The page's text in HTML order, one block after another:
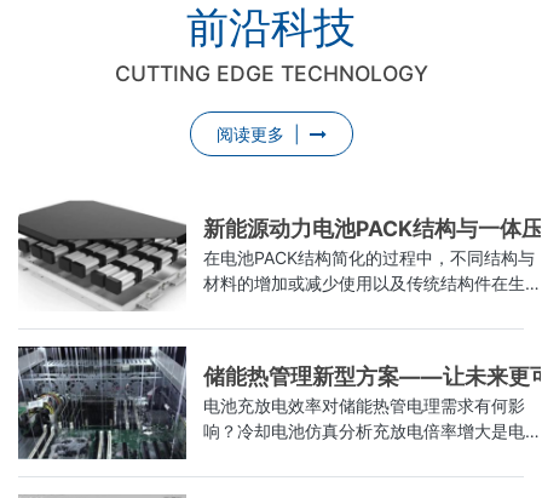
前沿科技
CUTTING EDGE TECHNOLOGY
阅读更多 |
新能源动力电池PACK结构与一体
在电池PACK结构简化的过程中，不同结构与
材料的增加或减少使用以及传统结构件在生
电池包结构下各生产环节增量与产业迁移梳
理PART01结构件：电池托盘的生产工艺变化
冲压挤压/压铸：当期挤压将代替冲压，远期
压铸正在局部尝试铝挤压工艺相比于传统的
冲压等生产工艺，具有高刚性、抗震动、抗
储能热管理新型方案——让未来更
电池充放电效率对储能热管电理需求有何影
响？冷却电池仿真分析充放电倍率增大是电
高要求。当前，0.5C和1C的电化学储能电池